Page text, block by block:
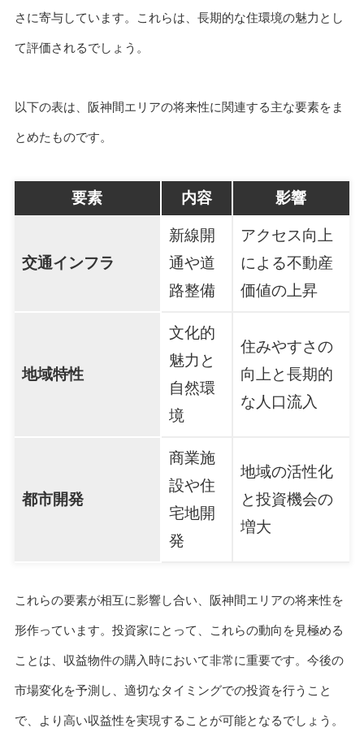
さに寄与しています。これらは、長期的な住環境の魅力とし
て評価されるでしょう。
以下の表は、阪神間エリアの将来性に関連する主な要素をま
とめたものです。
要素 内容 影響
交通インフラ
新線開
通や道
路整備
アクセス向上
による不動産
価値の上昇
地域特性
文化的
魅力と
自然環
境
住みやすさの
向上と長期的
な人口流入
都市開発
商業施
設や住
宅地開
発
地域の活性化
と投資機会の
増大
これらの要素が相互に影響し合い、阪神間エリアの将来性を
形作っています。投資家にとって、これらの動向を見極める
ことは、収益物件の購入時において非常に重要です。今後の
市場変化を予測し、適切なタイミングでの投資を行うこと
で、より高い収益性を実現することが可能となるでしょう。